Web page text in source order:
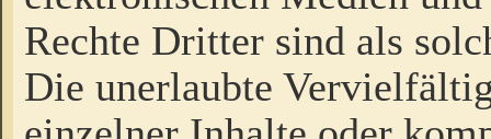
Rechte Dritter sind als
Die unerlaubte